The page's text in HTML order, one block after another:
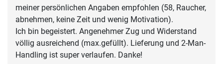
meiner persönlichen Angaben empfohlen (58, Raucher,
abnehmen, keine Zeit und wenig Motivation).
Ich bin begeistert. Angenehmer Zug und Widerstand
völlig ausreichend (max.gefüllt). Lieferung und 2-Man-
Handling ist super verlaufen. Danke!